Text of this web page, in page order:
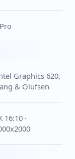
Graphics 620,
& Olufsen
16:10 ·